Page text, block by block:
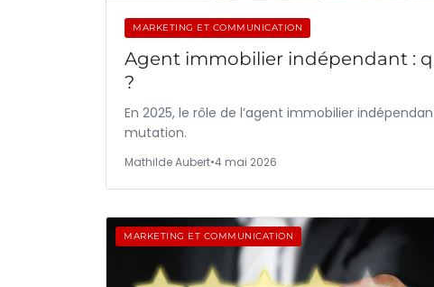
MARKETING ET COMMUNICATION
Agent immobilier indépendant :
?
En 2025, le rôle de l’agent immobilier
mutation.
Mathilde Aubert•4 mai 2026
MARKETING ET COMMUNICATION